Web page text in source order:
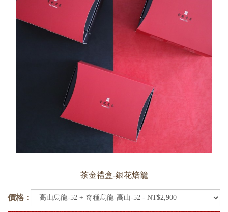
茶金禮盒-銀花焙籠
價格：